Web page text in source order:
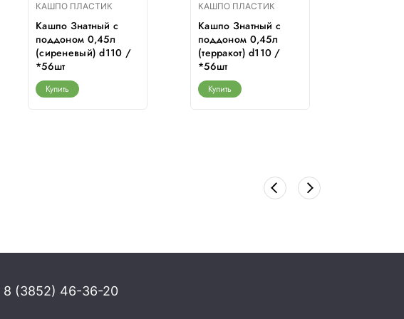
КАШПО ПЛАСТИК
Кашпо Знатный с
поддоном 0,45л
(сиреневый) d110 /
*56шт
Купить
КАШПО ПЛАСТИК
Кашпо Знатный с
поддоном 0,45л
(терракот) d110 /
*56шт
Купить
8 (3852) 46-36-20